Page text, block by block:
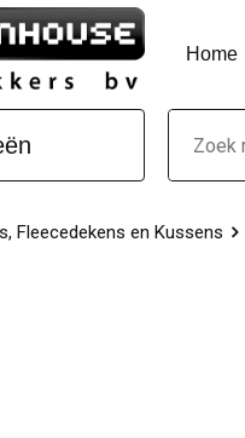
Home
Fleecedekens en Kussens